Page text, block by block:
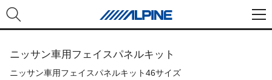
ニッサン車用フェイスパネルキット
ニッサン車用フェイスパネルキット46サイズ